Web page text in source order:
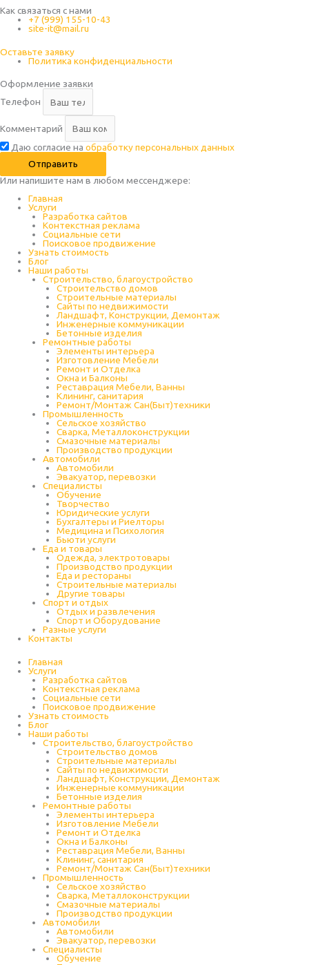
Как связаться с нами
+7 (999) 155-10-43
site-it@mail.ru
Оставьте заявку
Политика конфиденциальности
Оформление заявки
Телефон
Комментарий
Даю согласие на обработку персональных данных
Отправить
Или напишите нам в любом месcенджере:
Главная
Услуги
Разработка сайтов
Контекстная реклама
Социальные сети
Поисковое продвижение
Узнать стоимость
Блог
Наши работы
Строительство, благоустройство
Строительство домов
Строительные материалы
Сайты по недвижимости
Ландшафт, Конструкции, Демонтаж
Инженерные коммуникации
Бетонные изделия
Ремонтные работы
Элементы интерьера
Изготовление Мебели
Ремонт и Отделка
Окна и Балконы
Реставрация Мебели, Ванны
Клининг, санитария
Ремонт/Монтаж Сан(Быт)техники
Промышленность
Cельское хозяйство
Сварка, Металлоконструкции
Cмазочные материалы
Производство продукции
Автомобили
Автомобили
Эвакуатор, перевозки
Специалисты
Обучение
Творчество
Юридические услуги
Бухгалтеры и Риелторы
Медицина и Психология
Бьюти услуги
Еда и товары
Одежда, электротовары
Производство продукции
Еда и рестораны
Строительные материалы
Другие товары
Спорт и отдых
Отдых и развлечения
Спорт и Оборудование
Разные услуги
Контакты
Главная
Услуги
Разработка сайтов
Контекстная реклама
Социальные сети
Поисковое продвижение
Узнать стоимость
Блог
Наши работы
Строительство, благоустройство
Строительство домов
Строительные материалы
Сайты по недвижимости
Ландшафт, Конструкции, Демонтаж
Инженерные коммуникации
Бетонные изделия
Ремонтные работы
Элементы интерьера
Изготовление Мебели
Ремонт и Отделка
Окна и Балконы
Реставрация Мебели, Ванны
Клининг, санитария
Ремонт/Монтаж Сан(Быт)техники
Промышленность
Cельское хозяйство
Сварка, Металлоконструкции
Cмазочные материалы
Производство продукции
Автомобили
Автомобили
Эвакуатор, перевозки
Специалисты
Обучение